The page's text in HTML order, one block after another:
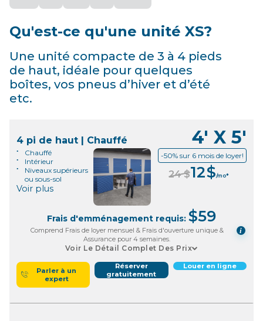
Qu'est-ce qu'une unité XS?
Une unité compacte de 3 à 4 pieds
de haut, idéale pour quelques
boîtes, vos pneus d’hiver et d’été
etc.
4 pi de haut | Chauffé 4' X 5'
Chauffé
Intérieur
Niveaux supérieurs
ou sous-sol
Voir plus
-50% sur 6 mois de loyer!
24$12$/mo*
Frais d'emménagement requis: $59
Comprend Frais de loyer mensuel & Frais d'ouverture unique &
Assurance pour 4 semaines.
i
Voir Le Détail Complet Des Prix
Parler à un
expert
Réserver
gratuitement
Louer en ligne